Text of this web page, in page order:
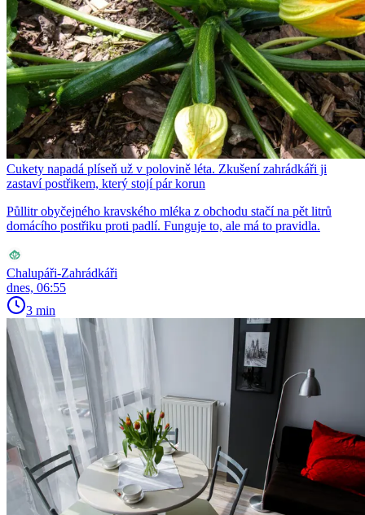
Cukety napadá plíseň už v polovině léta. Zkušení zahrádkáři ji
zastaví postřikem, který stojí pár korun
Půllitr obyčejného kravského mléka z obchodu stačí na pět litrů
domácího postřiku proti padlí. Funguje to, ale má to pravidla.
Chalupáři-Zahrádkáři
dnes, 06:55
3 min